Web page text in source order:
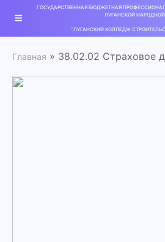
ГОСУДАРСТВЕННАЯ БЮДЖЕТНАЯ
ЛУГАНСКОЙ
"ЛУГАНСКИЙ КОЛЛЕДЖ
Главная » 38.02.02 Страховое